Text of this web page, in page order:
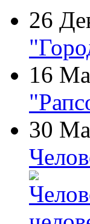
26
16
30